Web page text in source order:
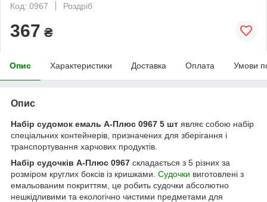
Код: 0967
Роздріб
367 ₴
Опис Характеристики Доставка Оплата Умови
Опис
Набір судомок емаль А-Плюс 0967 5 шт являє собою набір
спеціальних контейнерів, призначених для зберігання і
транспортування харчових продуктів.
Набір судочків А-Плюс 0967 складається з 5 різних за
розміром круглих боксів із кришками. Судочки виготовлені з
емальованим покриттям, це робить судочки абсолютно
нешкідливими та екологічно чистими предметами для